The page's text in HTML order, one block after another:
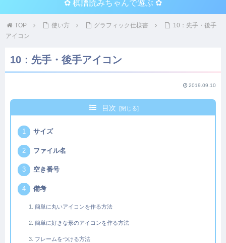
✿ 棋譜読みちゃんで遊ぶ ✿
TOP 使い方 グラフィック仕様書
10：先手・後手
アイコン
10：先手・後手アイコン
2019.09.10
目次
サイズ
ファイル名
空き番号
備考
簡単に丸いアイコンを作る方法
簡単に好きな形のアイコンを作る方法
フレームをつける方法